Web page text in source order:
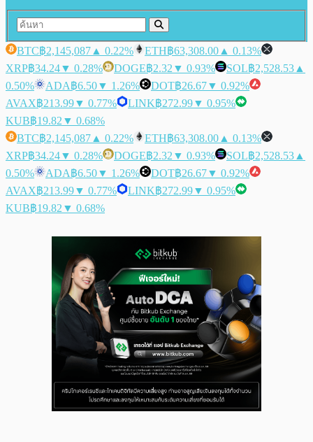
BTC฿2,145,087 ▲ 0.22% ETH฿63,308.00 ▲ 0.13%
XRP฿34.24▼ 0.28% DOGE฿2.32 ▼ 0.93% SOL฿2,528.53 ▲
0.50%
ADA฿6.50▼ 1.26% DOT฿26.67▼ 0.92%
AVAX฿213.99▼ 0.77% LINK฿272.99▼ 0.95%
KUB฿19.82 ▼ 0.68%
BTC฿2,145,087 ▲ 0.22% ETH฿63,308.00 ▲ 0.13%
XRP฿34.24▼ 0.28% DOGE฿2.32 ▼ 0.93% SOL฿2,528.53 ▲
0.50%
ADA฿6.50▼ 1.26% DOT฿26.67▼ 0.92%
AVAX฿213.99▼ 0.77% LINK฿272.99▼ 0.95%
KUB฿19.82 ▼ 0.68%